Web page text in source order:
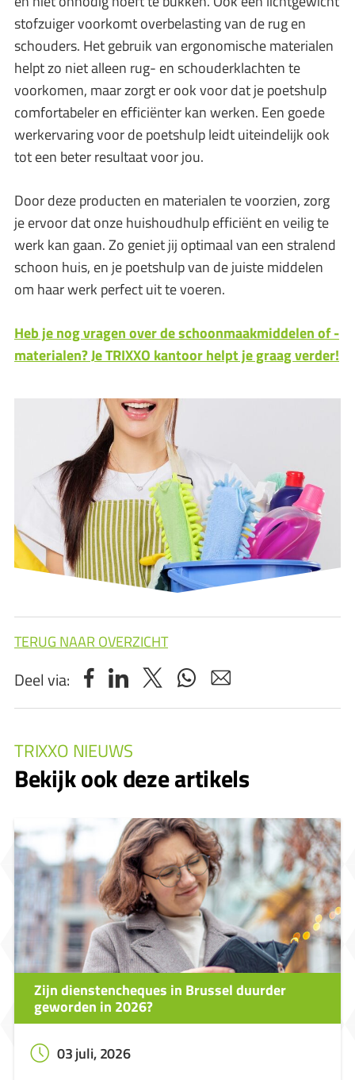
stofzuiger voorkomt overbelasting van de rug en
schouders. Het gebruik van ergonomische materialen
helpt zo niet alleen rug- en schouderklachten te
voorkomen, maar zorgt er ook voor dat je poetshulp
comfortabeler en efficiënter kan werken. Een goede
werkervaring voor de poetshulp leidt uiteindelijk ook
tot een beter resultaat voor jou.
Door deze producten en materialen te voorzien, zorg
je ervoor dat onze huishoudhulp efficiënt en veilig te
werk kan gaan. Zo geniet jij optimaal van een stralend
schoon huis, en je poetshulp van de juiste middelen
om haar werk perfect uit te voeren.
Heb je nog vragen over de schoonmaakmiddelen of -
materialen? Je TRIXXO kantoor helpt je graag verder!
TERUG NAAR OVERZICHT
Deel via:
TRIXXO NIEUWS
Bekijk ook deze artikels
Zijn dienstencheques in Brussel duurder
geworden in 2026?
03 juli, 2026